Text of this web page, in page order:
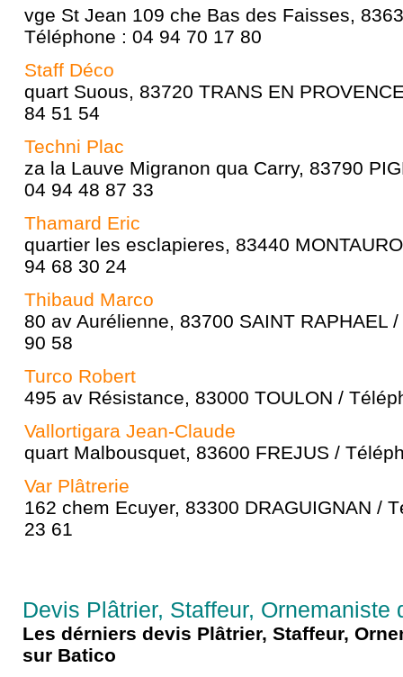
vge St Jean 109 che Bas des Faisses,
Téléphone : 04 94 70 17 80
Staff Déco
quart Suous, 83720 TRANS EN
84 51 54
Techni Plac
za la Lauve Migranon qua Carry, 83790
04 94 48 87 33
Thamard Eric
quartier les esclapieres, 83440
94 68 30 24
Thibaud Marco
80 av Aurélienne, 83700 SAINT RAPHAEL
90 58
Turco Robert
495 av Résistance, 83000 TOULON /
Vallortigara Jean-Claude
quart Malbousquet, 83600 FREJUS /
Var Plâtrerie
162 chem Ecuyer, 83300 DRAGUIGNAN /
23 61
Devis Plâtrier, Staffeur, Ornemaniste
Les dérniers devis Plâtrier, Staffeur,
sur Batico